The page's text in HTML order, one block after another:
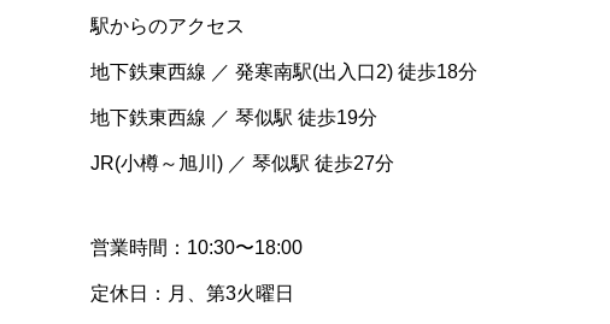
駅からのアクセス
地下鉄東西線 ／ 発寒南駅(出入口2) 徒歩18分
地下鉄東西線 ／ 琴似駅 徒歩19分
JR(小樽～旭川) ／ 琴似駅 徒歩27分
営業時間：10:30〜18:00
定休日：月、第3火曜日